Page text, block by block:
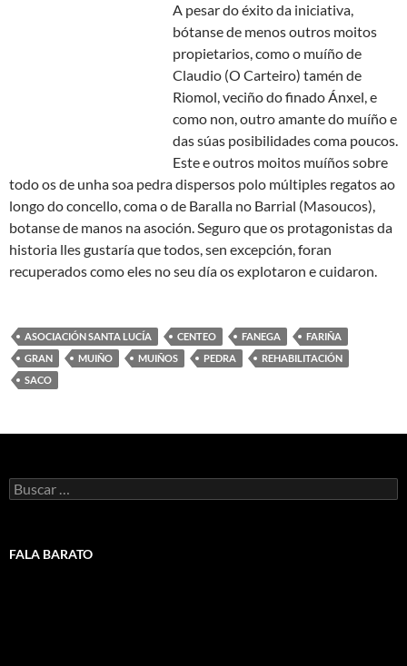
A pesar do éxito da iniciativa,
bótanse de menos outros moitos
propietarios, como o muíño de
Claudio (O Carteiro) tamén de
Riomol, veciño do finado Ánxel, e
como non, outro amante do muíño e
das súas posibilidades coma poucos.
Este e outros moitos muíños sobre
todo os de unha soa pedra dispersos polo múltiples regatos ao
longo do concello, coma o de Baralla no Barrial (Masoucos),
botanse de manos na asoción. Seguro que os protagonistas da
historia lles gustaría que todos, sen excepción, foran
recuperados como eles no seu día os explotaron e cuidaron.
ASOCIACIÓN SANTA LUCÍA CENTEO FANEGA
FARIÑA
GRAN
MUIÑO MUIÑOS PEDRA
REHABILITACIÓN
SACO
Buscar:
FALA BARATO